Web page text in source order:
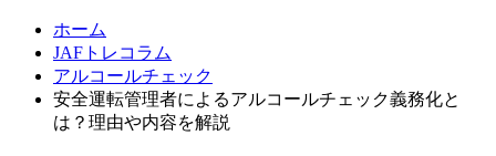
ホーム
JAFトレコラム
アルコールチェック
安全運転管理者によるアルコールチェック義務化と
は？理由や内容を解説